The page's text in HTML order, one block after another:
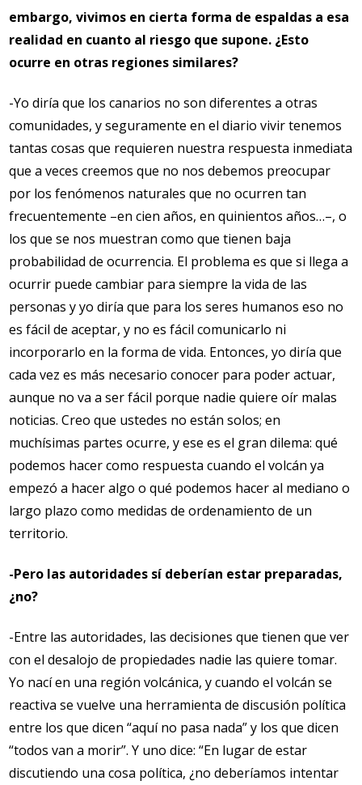
embargo, vivimos en cierta forma de espaldas a esa
realidad en cuanto al riesgo que supone. ¿Esto
ocurre en otras regiones similares?
-Yo diría que los canarios no son diferentes a otras
comunidades, y seguramente en el diario vivir tenemos
tantas cosas que requieren nuestra respuesta inmediata
que a veces creemos que no nos debemos preocupar
por los fenómenos naturales que no ocurren tan
frecuentemente –en cien años, en quinientos años…–, o
los que se nos muestran como que tienen baja
probabilidad de ocurrencia. El problema es que si llega a
ocurrir puede cambiar para siempre la vida de las
personas y yo diría que para los seres humanos eso no
es fácil de aceptar, y no es fácil comunicarlo ni
incorporarlo en la forma de vida. Entonces, yo diría que
cada vez es más necesario conocer para poder actuar,
aunque no va a ser fácil porque nadie quiere oír malas
noticias. Creo que ustedes no están solos; en
muchísimas partes ocurre, y ese es el gran dilema: qué
podemos hacer como respuesta cuando el volcán ya
empezó a hacer algo o qué podemos hacer al mediano o
largo plazo como medidas de ordenamiento de un
territorio.
-Pero las autoridades sí deberían estar preparadas,
¿no?
-Entre las autoridades, las decisiones que tienen que ver
con el desalojo de propiedades nadie las quiere tomar.
Yo nací en una región volcánica, y cuando el volcán se
reactiva se vuelve una herramienta de discusión política
entre los que dicen “aquí no pasa nada” y los que dicen
“todos van a morir”. Y uno dice: “En lugar de estar
discutiendo una cosa política, ¿no deberíamos intentar